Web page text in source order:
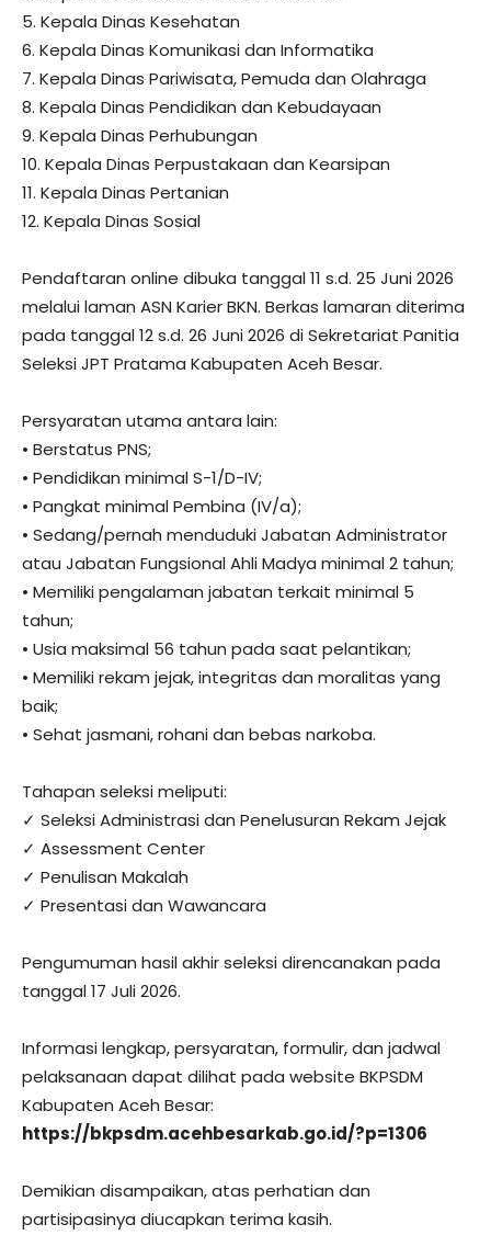
5. Kepala Dinas Kesehatan
6. Kepala Dinas Komunikasi dan Informatika
7. Kepala Dinas Pariwisata, Pemuda dan Olahraga
8. Kepala Dinas Pendidikan dan Kebudayaan
9. Kepala Dinas Perhubungan
10. Kepala Dinas Perpustakaan dan Kearsipan
11. Kepala Dinas Pertanian
12. Kepala Dinas Sosial
Pendaftaran online dibuka tanggal 11 s.d. 25 Juni 2026
melalui laman ASN Karier BKN. Berkas lamaran diterima
pada tanggal 12 s.d. 26 Juni 2026 di Sekretariat Panitia
Seleksi JPT Pratama Kabupaten Aceh Besar.
Persyaratan utama antara lain:
• Berstatus PNS;
• Pendidikan minimal S-1/D-IV;
• Pangkat minimal Pembina (IV/a);
• Sedang/pernah menduduki Jabatan Administrator
atau Jabatan Fungsional Ahli Madya minimal 2 tahun;
• Memiliki pengalaman jabatan terkait minimal 5
tahun;
• Usia maksimal 56 tahun pada saat pelantikan;
• Memiliki rekam jejak, integritas dan moralitas yang
baik;
• Sehat jasmani, rohani dan bebas narkoba.
Tahapan seleksi meliputi:
✓ Seleksi Administrasi dan Penelusuran Rekam Jejak
✓ Assessment Center
✓ Penulisan Makalah
✓ Presentasi dan Wawancara
Pengumuman hasil akhir seleksi direncanakan pada
tanggal 17 Juli 2026.
Informasi lengkap, persyaratan, formulir, dan jadwal
pelaksanaan dapat dilihat pada website BKPSDM
Kabupaten Aceh Besar:
https://bkpsdm.acehbesarkab.go.id/?p=1306
Demikian disampaikan, atas perhatian dan
partisipasinya diucapkan terima kasih.